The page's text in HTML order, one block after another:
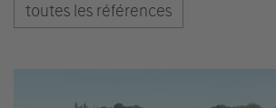
toutes les références